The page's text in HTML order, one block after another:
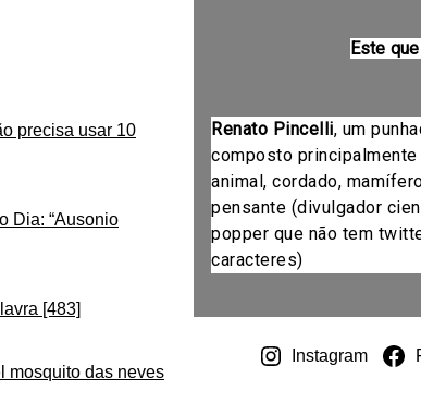
precisa usar 10
Dia: “Ausonio
[483]
mosquito das neves
Este
Renato Pincelli, um
composto
animal, cordado,
pensante (divulgador
popper que não tem
caracteres)
Instagram